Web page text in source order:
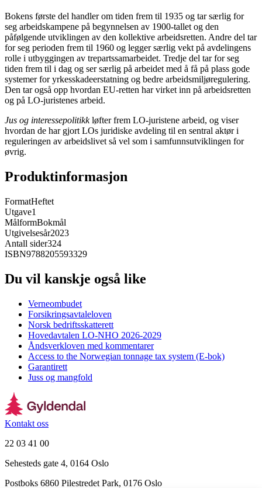
Bokens første del handler om tiden frem til 1935 og tar særlig for
seg arbeidskampene på begynnelsen av 1900-tallet og den
påfølgende utviklingen av den kollektive arbeidsretten. Andre del tar
for seg perioden frem til 1960 og legger særlig vekt på avdelingens
rolle i utbyggingen av trepartssamarbeidet. Tredje del tar for seg
tiden frem til i dag og ser særlig på arbeidet med å få på plass gode
systemer for yrkesskadeerstatning og bedre arbeidsmiljøregulering.
Den tar også opp hvordan EU-retten har virket inn på arbeidsretten
og på LO-juristenes arbeid.
Jus og interessepolitikkløfter frem LO-juristene arbeid, og viser
hvordan de har gjort LOs juridiske avdeling til en sentral aktør i
reguleringen av arbeidslivet så vel som i samfunnsutviklingen for
øvrig.
Produktinformasjon
FormatHeftet
Utgave1
MålformBokmål
Utgivelsesår2023
Antall sider324
ISBN9788205593329
Du vil kanskje også like
Verneombudet
Forsikringsavtaleloven
Norsk bedriftsskatterett
Hovedavtalen LO-NHO 2026-2029
Åndsverkloven med kommentarer
Access to the Norwegian tonnage tax system (E-bok)
Garantirett
Juss og mangfold
Kontakt oss
22 03 41 00
Sehesteds gate 4, 0164 Oslo
Postboks 6860 Pilestredet Park, 0176 Oslo